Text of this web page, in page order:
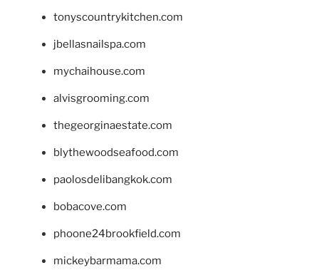
tonyscountrykitchen.com
jbellasnailspa.com
mychaihouse.com
alvisgrooming.com
thegeorginaestate.com
blythewoodseafood.com
paolosdelibangkok.com
bobacove.com
phoone24brookfield.com
mickeybarmama.com